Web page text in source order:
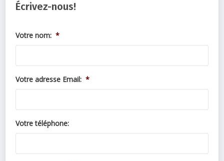
Écrivez-nous!
Votre nom: *
Votre adresse Email: *
Votre téléphone: